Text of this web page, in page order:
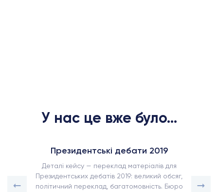
У нас це вже було...
Президентські дебати 2019
Деталі кейсу — переклад матеріалів для
Президентських дебатів 2019: великий обсяг,
політичний переклад, багатомовність. Бюро